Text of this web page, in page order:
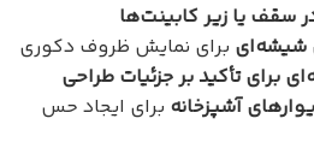
سقف یا زیر کابینت‌ها
شیشه‌ای برای نمایش ظروف دکوری
برای تأکید بر جزئیات طراحی
آشپزخانه برای ایجاد حس